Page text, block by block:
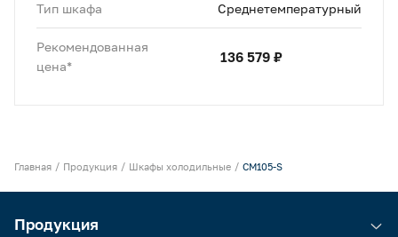
Тип шкафа Среднетемпературный
Рекомендованная
цена*
136 579 ₽
Главная Продукция Шкафы холодильные CM105-S
Продукция